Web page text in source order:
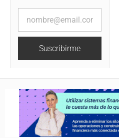
Suscribirme